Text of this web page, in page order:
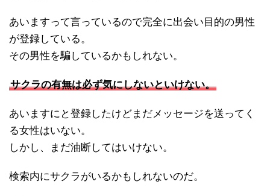
あいますって言っているので完全に出会い目的の男性
が登録している。
その男性を騙しているかもしれない。
サクラの有無は必ず気にしないといけない。
あいますにと登録したけどまだメッセージを送ってく
る女性はいない。
しかし、まだ油断してはいけない。
検索内にサクラがいるかもしれないのだ。